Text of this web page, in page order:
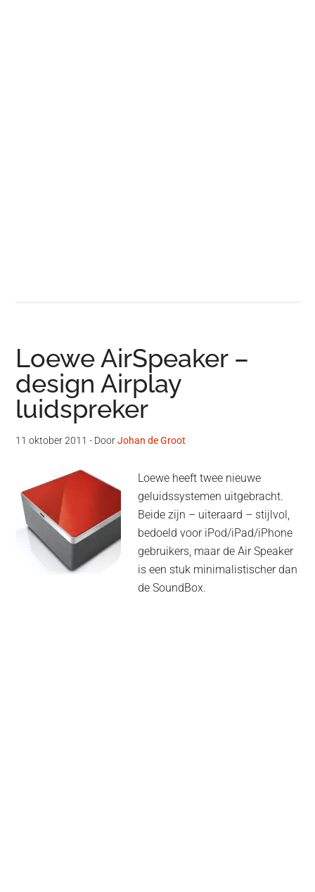
Loewe AirSpeaker –
design Airplay
luidspreker
11 oktober 2011 - DoorJohan de Groot
Loewe heeft twee nieuwe
geluidssystemen uitgebracht.
Beide zijn – uiteraard – stijlvol,
bedoeld voor iPod/iPad/iPhone
gebruikers, maar de Air Speaker
is een stuk minimalistischer dan
de SoundBox.